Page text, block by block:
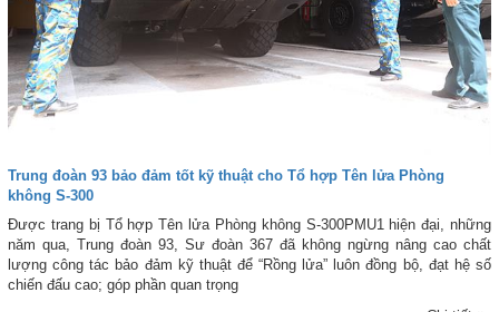
Trung đoàn 93 bảo đảm tốt kỹ thuật cho Tổ hợp Tên lửa Phòng
không S-300
Được trang bị Tổ hợp Tên lửa Phòng không S-300PMU1 hiện đại, những
năm qua, Trung đoàn 93, Sư đoàn 367 đã không ngừng nâng cao chất
lượng công tác bảo đảm kỹ thuật để “Rồng lửa” luôn đồng bộ, đạt hệ số
chiến đấu cao; góp phần quan trọng